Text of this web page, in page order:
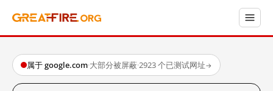
属于 google.com·大部分被屏蔽·2923 个已测试网址→